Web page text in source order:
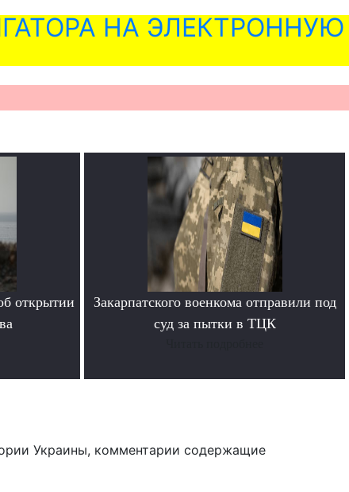
НА ЭЛЕКТРОННУЮ
открытии
Закарпатского военкома отправили под
суд за пытки в ТЦК
Украины, комментарии содержащие